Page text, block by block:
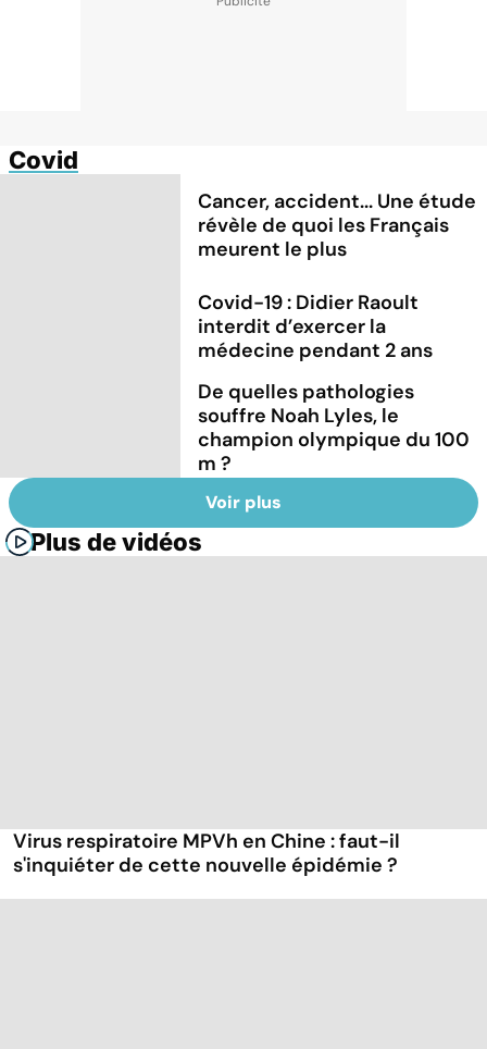
Covid
Cancer, accident... Une étude
révèle de quoi les Français
meurent le plus
Covid-19 : Didier Raoult
interdit d’exercer la
médecine pendant 2 ans
De quelles pathologies
souffre Noah Lyles, le
champion olympique du 100
m ?
Voir plus
Plus de vidéos
Virus respiratoire MPVh en Chine : faut-il
s'inquiéter de cette nouvelle épidémie ?